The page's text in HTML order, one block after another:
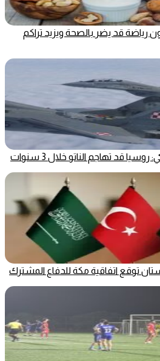
رياضة قد يضر بالصحة ويزيد تراكم
قد تهاجم الناتو خلال 3 سنوات
توقع اتفاقية مكة للدفاع المشترك